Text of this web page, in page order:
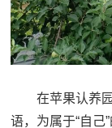
在苹果认养
语，为属于“自己